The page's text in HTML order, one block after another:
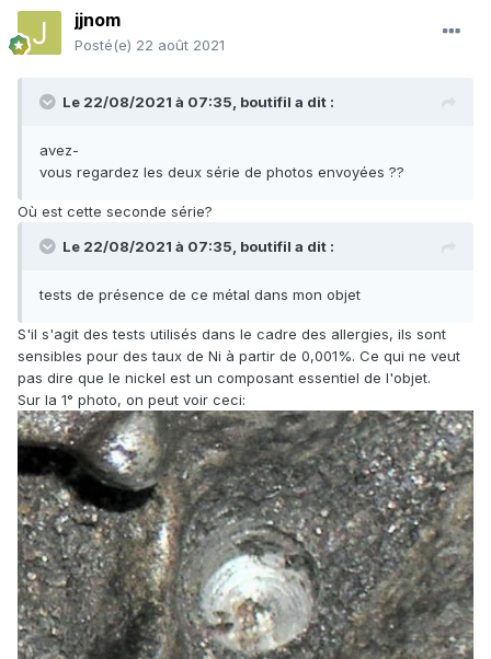
jjnom
Posté(e) 22 août 2021
Le 22/08/2021 à 07:35, boutifil a dit :
avez-
vous regardez les deux série de photos envoyées ??
Où est cette seconde série?
Le 22/08/2021 à 07:35, boutifil a dit :
tests de présence de ce métal dans mon objet
S'il s'agit des tests utilisés dans le cadre des allergies, ils sont
sensibles pour des taux de Ni à partir de 0,001%. Ce qui ne veut
pas dire que le nickel est un composant essentiel de l'objet.
Sur la 1° photo, on peut voir ceci: